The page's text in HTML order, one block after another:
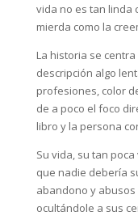
vida no es tan linda
mierda como la
La historia se
descripción algo
profesiones, color
de a poco el foco
libro y la persona
Su vida, su tan
que nadie debería
abandono y
ocultándole a sus